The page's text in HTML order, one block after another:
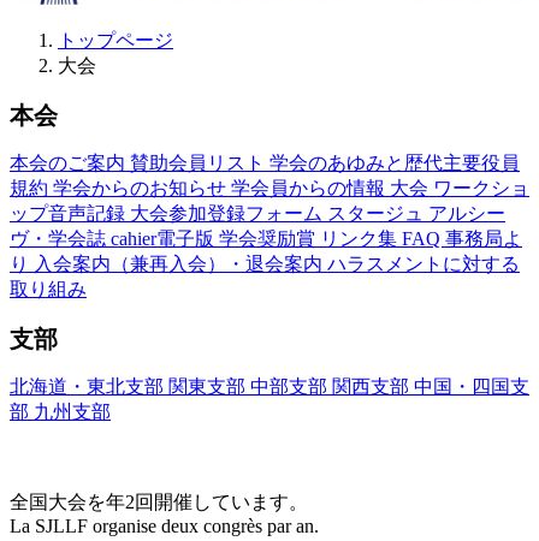
トップページ
大会
本会
本会のご案内 賛助会員リスト 学会のあゆみと歴代主要役員
規約 学会からのお知らせ 学会員からの情報 大会 ワークショ
ップ音声記録 大会参加登録フォーム スタージュ アルシー
ヴ・学会誌 cahier電子版 学会奨励賞 リンク集 FAQ 事務局よ
り
入会案内（兼再入会）・退会案内 ハラスメントに対する
取り組み
支部
北海道・東北支部 関東支部 中部支部 関西支部 中国・四国支
部 九州支部
全国大会を年2回開催しています。
La SJLLF organise deux congrès par an.